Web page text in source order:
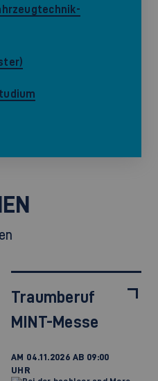
Traumberuf
MINT-Messe
AM 04.11.2026 AB 09:00
UHR